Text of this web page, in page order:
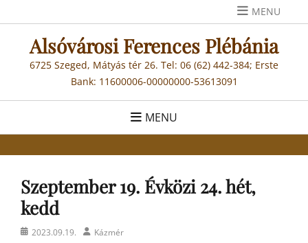
to
content
MENU
Alsóvárosi Ferences Plébánia
6725 Szeged, Mátyás tér 26. Tel: 06 (62) 442-384; Erste
Bank: 11600006-00000000-53613091
MENU
Szeptember 19. Évközi 24. hét,
kedd
Posted2023.09.19. AuthorKázmér